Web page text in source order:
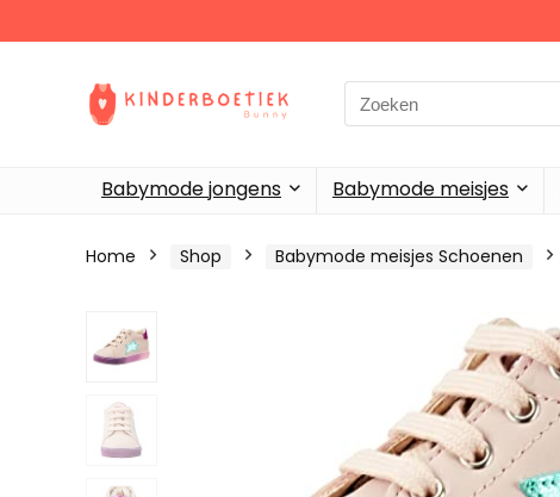
Search
for:
Babymode jongens Babymode meisjes
Home Shop Babymode meisjes Schoenen